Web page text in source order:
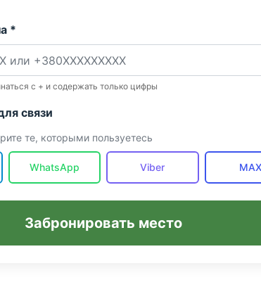
*
с + и содержать только цифры
связи
те, которыми пользуетесь
WhatsApp Viber
Забронировать место